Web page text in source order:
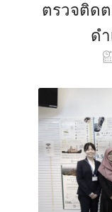
ตรวจติด
ด